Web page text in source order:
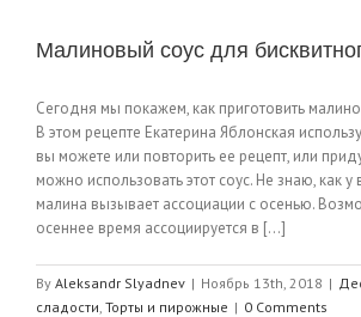
Малиновый соус для
Сегодня мы покажем, как приготовить
В этом рецепте Екатерина Яблонская
вы можете или повторить ее рецепт, или
можно использовать этот соус. Не знаю, как у
малина вызывает ассоциации с осенью.
осеннее время ассоциируется в [...]
By Aleksandr Slyadnev | Ноябрь 13th, 2018 |
сладости, Торты и пирожные | 0 Comments